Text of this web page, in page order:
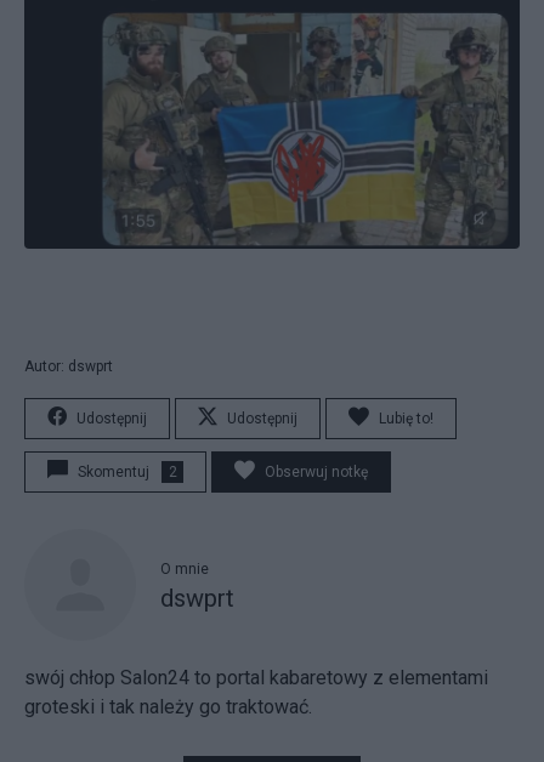
Autor: dswprt
Udostępnij Udostępnij Lubię to!
Skomentuj 2 Obserwuj notkę
O mnie
dswprt
swój chłop Salon24 to portal kabaretowy z elementami
groteski i tak należy go traktować.